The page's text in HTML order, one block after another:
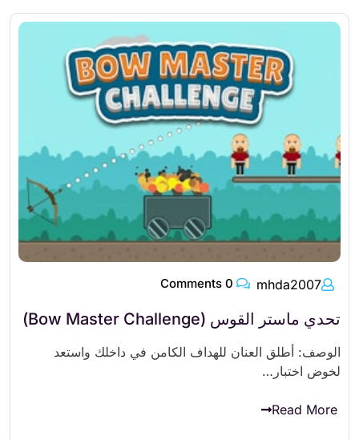
mhda2007
تحدي ماستر القوس (Bow Master Challenge)
الوصف: أطلق العنان للهداف الكامن في داخلك واستعد
لخوض اختبار…
Read More